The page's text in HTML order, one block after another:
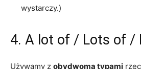
wystarczy.)
4. A lot of / Lots of /
Używamy z obydwoma typami